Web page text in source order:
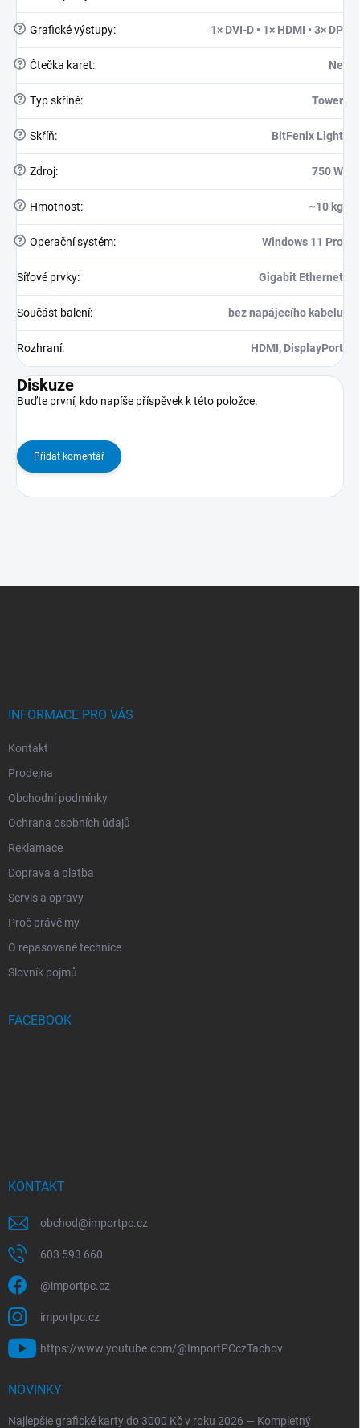
? Grafické výstupy: 1× DVI-D • 1× HDMI • 3× DP
? Čtečka karet: Ne
? Typ skříně: Tower
? Skříň: BitFenix Light
? Zdroj: 750 W
? Hmotnost: ~10 kg
? Operační systém: Windows 11 Pro
Síťové prvky: Gigabit Ethernet
Součást balení: bez napájecího kabelu
Rozhraní: HDMI, DisplayPort
Diskuze
Buďte první, kdo napíše příspěvek k této položce.
Přidat komentář
INFORMACE PRO VÁS
Kontakt
Prodejna
Obchodní podmínky
Ochrana osobních údajů
Reklamace
Doprava a platba
Servis a opravy
Proč právě my
O repasované technice
Slovník pojmů
FACEBOOK
KONTAKT
obchod@importpc.cz
603 593 660
@importpc.cz
importpc.cz
https://www.youtube.com/@ImportPCczTachov
NOVINKY
Najlepšie grafické karty do 3000 Kč v roku 2026 — Kompletný